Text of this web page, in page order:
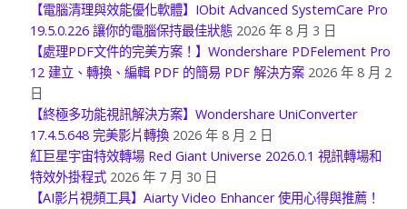
【電腦清理與效能優化軟體】IObit Advanced SystemCare Pro
19.5.0.226 讓你的電腦保持最佳狀態 2026 年 8 月 3 日
【處理PDF文件的完美方案！】Wondershare PDFelement Pro
12 建立、轉換、編輯 PDF 的簡易 PDF 解決方案 2026 年 8 月 2
日
【終極多功能視訊解決方案】Wondershare UniConverter
17.4.5.648 完美影片轉換 2026 年 8 月 2 日
紅巨星宇宙特效轉場 Red Giant Universe 2026.0.1 視訊轉場和
特效外掛程式 2026 年 7 月 30 日
【AI影片視頻工具】Aiarty Video Enhancer 使用心得與推薦！